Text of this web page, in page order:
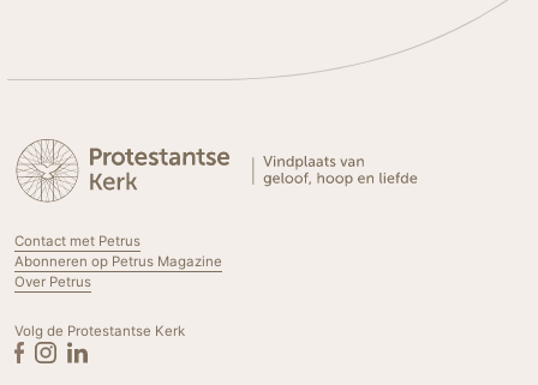
Contact met Petrus
Abonneren op Petrus Magazine
Over Petrus
Volg de Protestantse Kerk